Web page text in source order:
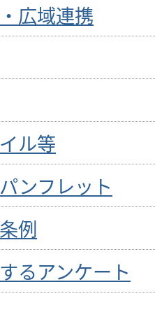
広域連携
ル等
ンフレット
例
るアンケート